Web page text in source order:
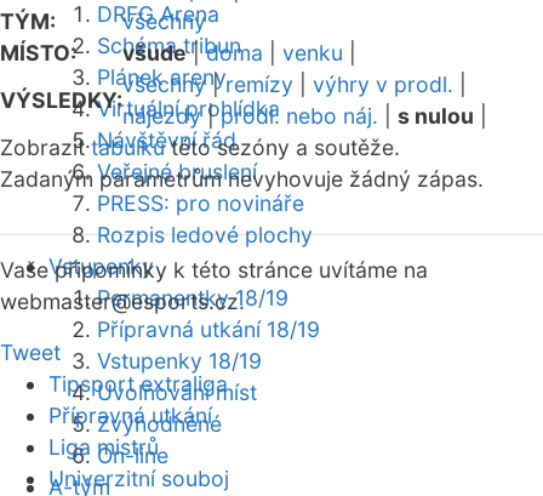
DRFG Arena
Schéma tribun
Plánek areny
Virtuální prohlídka
Návštěvní řád
Veřejné bruslení
PRESS: pro novináře
Rozpis ledové plochy
Vstupenky
Permanentky 18/19
Přípravná utkání 18/19
Vstupenky 18/19
Uvolňování míst
Zvýhodněné
On-line
A-tým
TÝM:
všechny
MÍSTO:
všude|doma venku
VÝSLEDKY:
všechny|remízy výhry v prodl.
nájezdy|prodl. nebo náj. s nulou
Zobrazittabulkutéto sezóny a soutěže.
Zadaným parametrům nevyhovuje žádný zápas.
Vaše připomínky k této stránce uvítáme na
webmaster@esports.cz.
Tweet
Tipsport extraliga
Přípravná utkání
Liga mistrů
Univerzitní souboj